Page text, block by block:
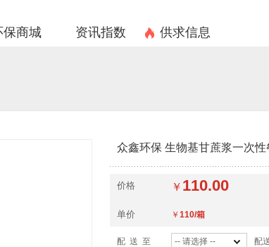
保商城 资讯指数 供求信息
众鑫环保 生物基甘蔗浆一次性
价格 ￥ 110.00
单价 ￥ 110/箱
配 送 至 -- 请选择 -- 配